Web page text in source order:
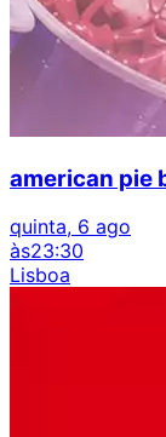
american pie
quinta, 6 ago
às23:30
Lisboa